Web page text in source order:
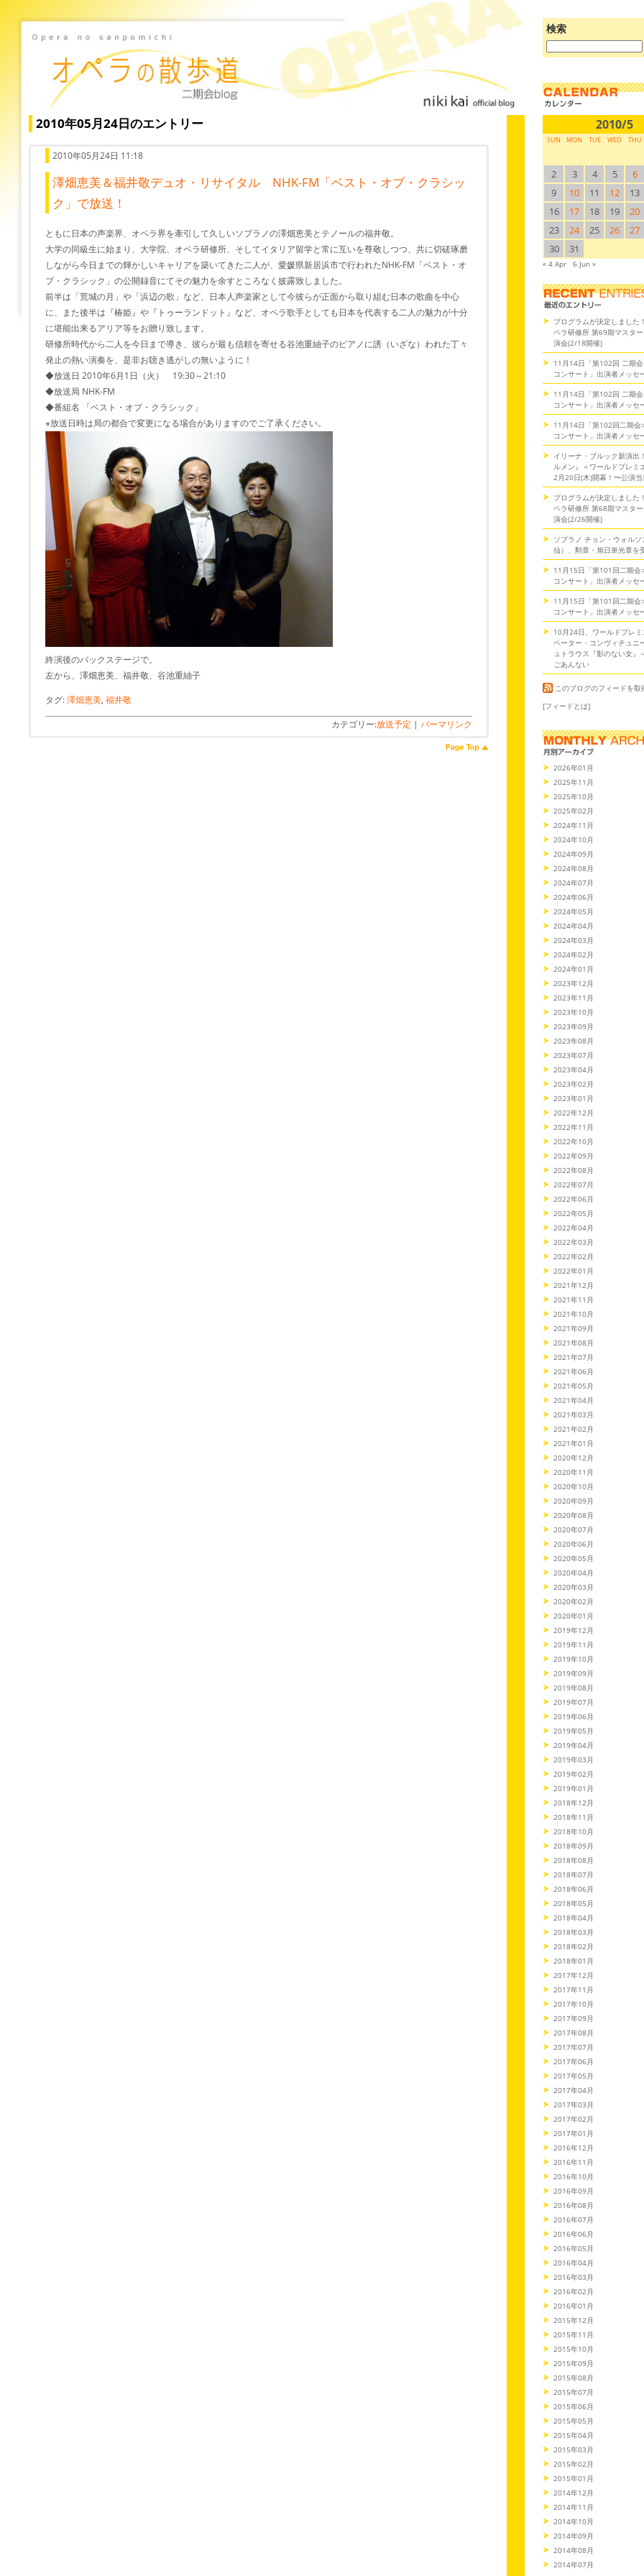
検索
ブ
ロ
検
索:
2010年05月24日のエントリー
2010年05月24日 11:18
澤畑恵美＆福井敬デュオ・リサイタル NHK-FM「ベスト・オブ・クラシッ
ク」で放送！
ともに日本の声楽界、オペラ界を牽引して久しいソプラノの澤畑恵美とテノールの福井敬。
大学の同級生に始まり、大学院、オペラ研修所、そしてイタリア留学と常に互いを尊敬しつつ、共に切磋琢磨
しながら今日までの輝かしいキャリアを築いてきた二人が、愛媛県新居浜市で行われたNHK-FM「ベスト・オ
ブ・クラシック」の公開録音にてその魅力を余すところなく披露致しました。
前半は「荒城の月」や「浜辺の歌」など、日本人声楽家として今彼らが正面から取り組む日本の歌曲を中心
に、また後半は『椿姫』や『トゥーランドット』など、オペラ歌手としても日本を代表する二人の魅力が十分
に堪能出来るアリア等をお贈り致します。
研修所時代から二人を今日まで導き、彼らが最も信頼を寄せる谷池重紬子のピアノに誘（いざな）われた丁々
発止の熱い演奏を、是非お聴き逃がしの無いように！
◆放送日 2010年6月1日（火） 19:30～21:10
◆放送局 NHK-FM
◆番組名 「ベスト・オブ・クラシック」
※放送日時は局の都合で変更になる場合がありますのでご了承ください。
終演後のバックステージで。
左から、澤畑恵美、福井敬、谷池重紬子
タグ:澤畑恵美, 福井敬
カテゴリー:放送予定 | パーマリンク
2010/5
SUN MON TUE WED THU
2
3 4 5 6
9
10 11 12 13
16
17 18 19 20
23
24 25 26 27
30
31
« 4 Apr 6 Jun »
プログラムが決定しました
ペラ研修所 第69期マスタ
演会(2/18開催)
11月14日「第102回 二期
コンサート」出演者メッセ
11月14日「第102回 二期
コンサート」出演者メッセ
11月14日「第102回二期会
コンサート」出演者メッセ
イリーナ・ブルック新演出
ルメン』＜ワールドプレミ
2月20日(木)開幕！〜公演
プログラムが決定しました
ペラ研修所 第68期マスタ
演会(2/26開催)
ソプラノ チョン・ウォルソ
仙）、勲章・旭日単光章を
11月15日「第101回二期会
コンサート」出演者メッセ
11月15日「第101回二期会
コンサート」出演者メッセ
10月24日、ワールドプレミ
ペーター・コンヴィチュニ
ュトラウス『影のない女』
ごあんない
このブログのフィードを取
[フィードとは]
2026年01月
2025年11月
2025年10月
2025年02月
2024年11月
2024年10月
2024年09月
2024年08月
2024年07月
2024年06月
2024年05月
2024年04月
2024年03月
2024年02月
2024年01月
2023年12月
2023年11月
2023年10月
2023年09月
2023年08月
2023年07月
2023年04月
2023年02月
2023年01月
2022年12月
2022年11月
2022年10月
2022年09月
2022年08月
2022年07月
2022年06月
2022年05月
2022年04月
2022年03月
2022年02月
2022年01月
2021年12月
2021年11月
2021年10月
2021年09月
2021年08月
2021年07月
2021年06月
2021年05月
2021年04月
2021年03月
2021年02月
2021年01月
2020年12月
2020年11月
2020年10月
2020年09月
2020年08月
2020年07月
2020年06月
2020年05月
2020年04月
2020年03月
2020年02月
2020年01月
2019年12月
2019年11月
2019年10月
2019年09月
2019年08月
2019年07月
2019年06月
2019年05月
2019年04月
2019年03月
2019年02月
2019年01月
2018年12月
2018年11月
2018年10月
2018年09月
2018年08月
2018年07月
2018年06月
2018年05月
2018年04月
2018年03月
2018年02月
2018年01月
2017年12月
2017年11月
2017年10月
2017年09月
2017年08月
2017年07月
2017年06月
2017年05月
2017年04月
2017年03月
2017年02月
2017年01月
2016年12月
2016年11月
2016年10月
2016年09月
2016年08月
2016年07月
2016年06月
2016年05月
2016年04月
2016年03月
2016年02月
2016年01月
2015年12月
2015年11月
2015年10月
2015年09月
2015年08月
2015年07月
2015年06月
2015年05月
2015年04月
2015年03月
2015年02月
2015年01月
2014年12月
2014年11月
2014年10月
2014年09月
2014年08月
2014年07月